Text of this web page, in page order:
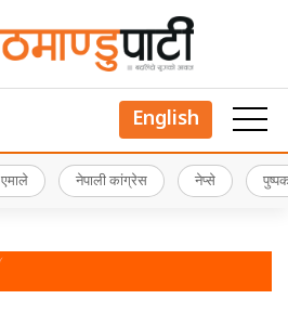
English
नेपाली कांग्रेस नेप्से